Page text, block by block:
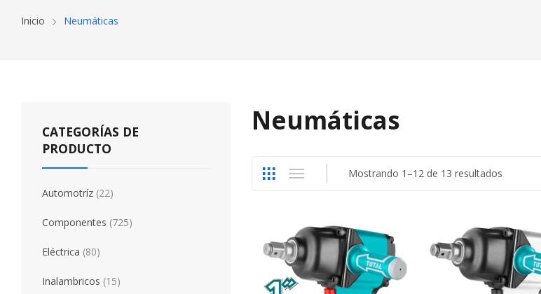
Inicio Neumáticas
Neumáticas
Mostrando 1–12 de 13 resultadosOrdenado
CATEGORÍAS DE
PRODUCTO
Automotríz (22)
Componentes (725)
Eléctrica (80)
Inalambricos (15)